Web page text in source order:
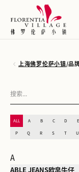
上海佛罗伦萨小镇/品
ALL A B C D E
P Q R S T U
A
ABLE JEANS欧帛牛仔